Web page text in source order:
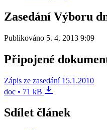
Zasedání Výboru
Publikováno 5. 4. 2013 9:09
Připojené
Zápis ze zasedání 15.1.2010
doc • 71 kB
Sdílet článek